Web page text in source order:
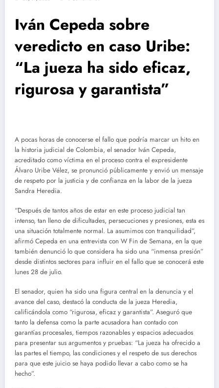
Iván Cepeda sobre
veredicto en caso Uribe:
“La jueza ha sido eficaz,
rigurosa y garantista”
A pocas horas de conocerse el fallo que podría marcar un hito en
la historia judicial de Colombia, el senador Iván Cepeda,
acreditado como víctima en el proceso contra el expresidente
Álvaro Uribe Vélez, se pronunció públicamente y envió un mensaje
de respeto por la justicia y de confianza en la labor de la jueza
Sandra Heredia.
“Después de tantos años de estar en este proceso judicial tan
intenso, tan lleno de dificultades, persecuciones y presiones, esta es
una situación totalmente normal. La asumimos con tranquilidad”,
afirmó Cepeda en una entrevista con W Fin de Semana, en la que
también denunció lo que considera ha sido una “inmensa presión”
desde distintos sectores para influir en el fallo que se conocerá este
lunes 28 de julio.
El senador, quien ha sido una figura central en la denuncia y el
avance del caso, destacó la conducta de la jueza Heredia,
calificándola como “rigurosa, eficaz y garantista”. Aseguró que
tanto la defensa como la parte acusadora han contado con
garantías procesales, tiempos razonables y espacios adecuados
para presentar sus argumentos y pruebas: “La jueza ha ofrecido a
las partes el tiempo, las condiciones y el respeto de sus derechos
para que este juicio se haya podido llevar a cabo como se ha
hecho”.